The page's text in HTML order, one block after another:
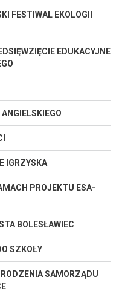
FESTIWAL EKOLOGII
EDUKACYJNE
IGRZYSKA
PROJEKTU ESA-
BOLESŁAWIEC
SZKOŁY
SAMORZĄDU